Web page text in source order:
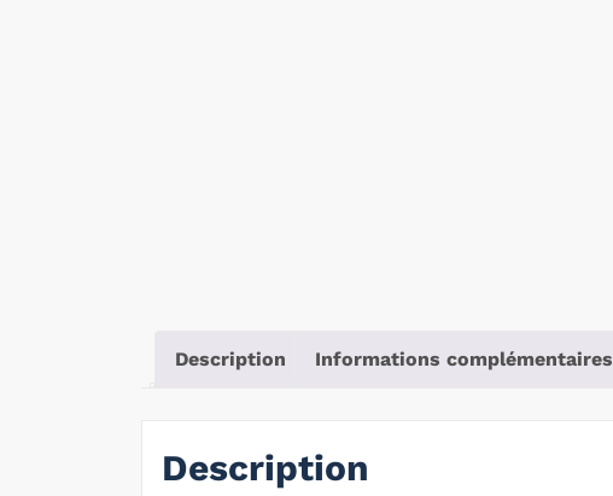
Description Informations complémentaires
Description